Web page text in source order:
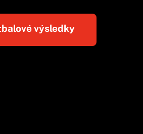
výsledky